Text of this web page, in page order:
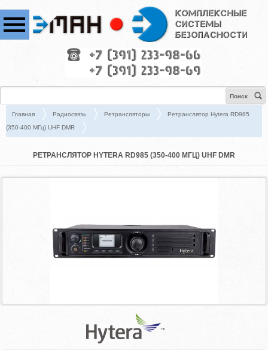
Поиск
Главная Радиосвязь Ретрансляторы
Ретранслятор Hytera RD985
(350-400 МГц) UHF DMR
РЕТРАНСЛЯТОР HYTERA RD985 (350-400 МГЦ) UHF DMR